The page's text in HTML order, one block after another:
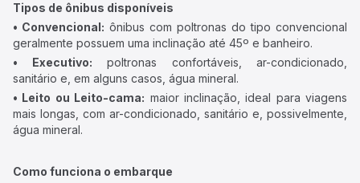
Tipos de ônibus disponíveis
• Convencional: ônibus com poltronas do tipo convencional
geralmente possuem uma inclinação até 45º e banheiro.
• Executivo: poltronas confortáveis, ar-condicionado,
sanitário e, em alguns casos, água mineral.
• Leito ou Leito-cama: maior inclinação, ideal para viagens
mais longas, com ar-condicionado, sanitário e, possivelmente,
água mineral.
Como funciona o embarque